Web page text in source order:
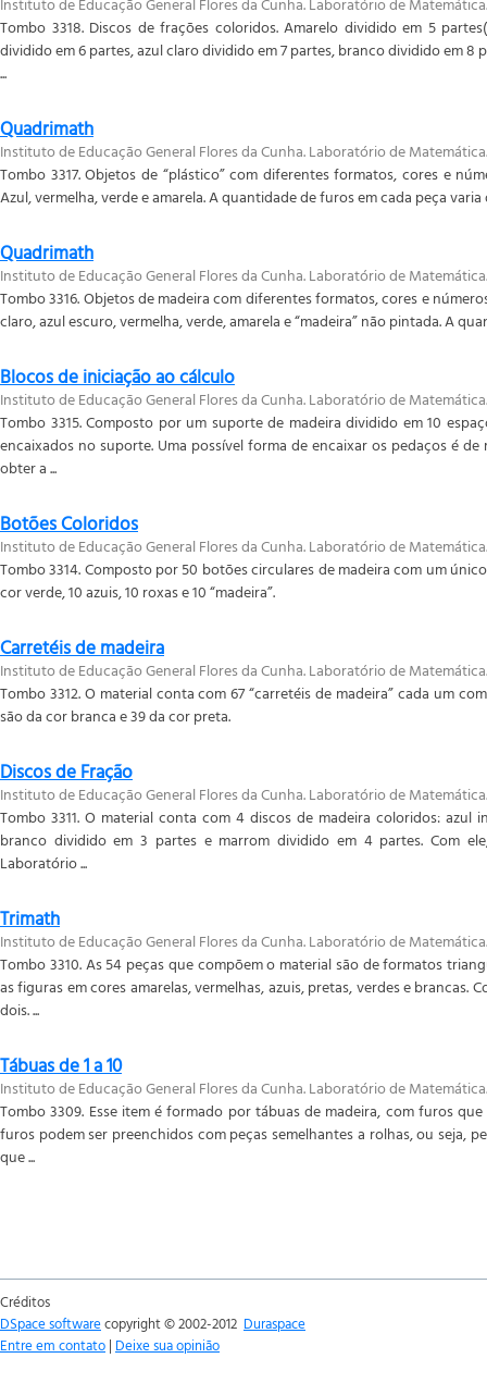
Tombo 3318. Discos de frações coloridos. Amarelo dividido em 5
dividido em 6 partes, azul claro dividido em 7 partes, branco dividido em 8
...
Quadrimath
Instituto de Educação General Flores da Cunha. Laboratório de Matemática.
Tombo 3317. Objetos de “plástico” com diferentes formatos, cores e
Azul, vermelha, verde e amarela. A quantidade de furos em cada peça varia
Quadrimath
Instituto de Educação General Flores da Cunha. Laboratório de Matemática.
Tombo 3316. Objetos de madeira com diferentes formatos, cores e
claro, azul escuro, vermelha, verde, amarela e “madeira” não pintada. A
Blocos de iniciação ao cálculo
Instituto de Educação General Flores da Cunha. Laboratório de Matemática.
Tombo 3315. Composto por um suporte de madeira dividido em 10
encaixados no suporte. Uma possível forma de encaixar os pedaços é
obter a ...
Botões Coloridos
Instituto de Educação General Flores da Cunha. Laboratório de Matemática.
Tombo 3314. Composto por 50 botões circulares de madeira com um
cor verde, 10 azuis, 10 roxas e 10 “madeira”.
Carretéis de madeira
Instituto de Educação General Flores da Cunha. Laboratório de Matemática.
Tombo 3312. O material conta com 67 “carretéis de madeira” cada um
são da cor branca e 39 da cor preta.
Discos de Fração
Instituto de Educação General Flores da Cunha. Laboratório de Matemática.
Tombo 3311. O material conta com 4 discos de madeira coloridos:
branco dividido em 3 partes e marrom dividido em 4 partes. Com
Laboratório ...
Trimath
Instituto de Educação General Flores da Cunha. Laboratório de Matemática.
Tombo 3310. As 54 peças que compõem o material são de formatos
as figuras em cores amarelas, vermelhas, azuis, pretas, verdes e brancas.
dois. ...
Tábuas de 1 a 10
Instituto de Educação General Flores da Cunha. Laboratório de Matemática.
Tombo 3309. Esse item é formado por tábuas de madeira, com furos
furos podem ser preenchidos com peças semelhantes a rolhas, ou seja,
que ...
Créditos
DSpace softwarecopyright © 2002-2012 Duraspace
Entre em contato | Deixe sua opinião